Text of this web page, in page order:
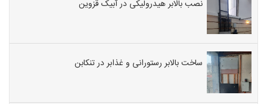
نصب بالابر هیدرولیکی در آبیک قزوین
ساخت بالابر رستورانی و غذابر در تنکابن